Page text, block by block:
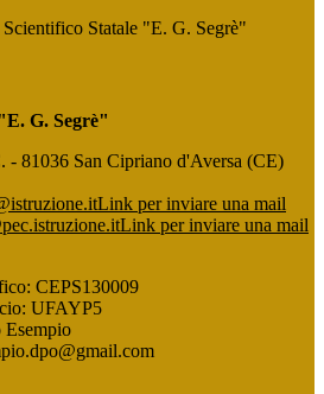
Statale "E. G. Segrè"
G. Segrè"
- 81036 San Cipriano d'Aversa (CE)
Link per inviare una mail
Link per inviare una mail
CEPS130009
UFAYP5